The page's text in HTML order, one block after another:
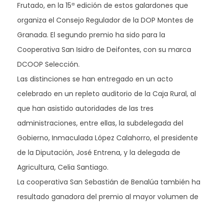
Frutado, en la 15ª edición de estos galardones que
organiza el Consejo Regulador de la DOP Montes de
Granada. El segundo premio ha sido para la
Cooperativa San Isidro de Deifontes, con su marca
DCOOP Selección.
Las distinciones se han entregado en un acto
celebrado en un repleto auditorio de la Caja Rural, al
que han asistido autoridades de las tres
administraciones, entre ellas, la subdelegada del
Gobierno, Inmaculada López Calahorro, el presidente
de la Diputación, José Entrena, y la delegada de
Agricultura, Celia Santiago.
La cooperativa San Sebastián de Benalúa también ha
resultado ganadora del premio al mayor volumen de